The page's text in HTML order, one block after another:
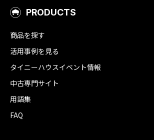
PRODUCTS
商品を探す
活用事例を見る
タイニーハウスイベント情報
中古専門サイト
用語集
FAQ